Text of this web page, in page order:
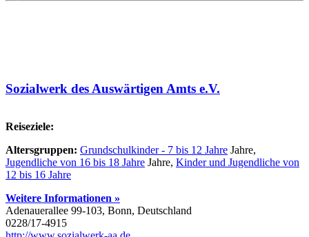
Sozialwerk des Auswärtigen Amts e.V.
Reiseziele:
Altersgruppen: Grundschulkinder - 7 bis 12 Jahre Jahre,
Jugendliche von 16 bis 18 Jahre Jahre, Kinder und Jugendliche von
12 bis 16 Jahre
Weitere Informationen »
Adenauerallee 99-103, Bonn, Deutschland
0228/17-4915